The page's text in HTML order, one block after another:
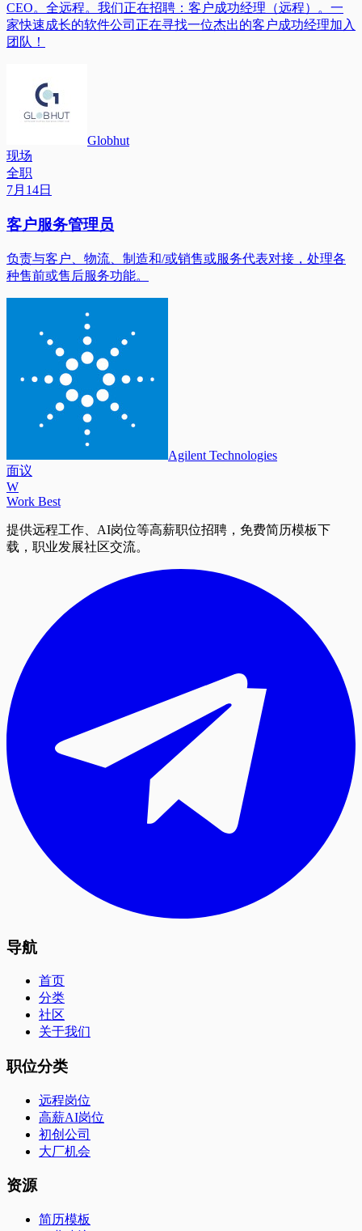
CEO。全远程。我们正在招聘：客户成功经理（远程）。一
家快速成长的软件公司正在寻找一位杰出的客户成功经理加入
团队！
Globhut
现场
全职
7月14日
客户服务管理员
负责与客户、物流、制造和/或销售或服务代表对接，处理各
种售前或售后服务功能。
Agilent Technologies
面议
W
Work Best
提供远程工作、AI岗位等高薪职位招聘，免费简历模板下
载，职业发展社区交流。
导航
首页
分类
社区
关于我们
职位分类
远程岗位
高薪AI岗位
初创公司
大厂机会
资源
简历模板